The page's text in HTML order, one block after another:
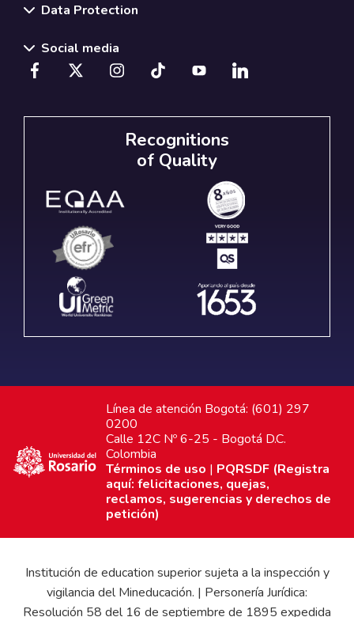
Data Protection
Social media
Recognitions
of Quality
Línea de atención Bogotá: (601) 297
0200
Calle 12C Nº 6-25 - Bogotá D.C.
Colombia
Términos de uso | PQRSDF (Registra
aquí: felicitaciones, quejas,
reclamos, sugerencias y derechos de
petición)
Institución de education superior sujeta a la inspección y
vigilancia del Mineducación. | Personería Jurídica:
Resolución 58 del 16 de septiembre de 1895 expedida